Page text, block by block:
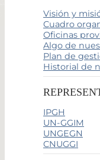
Visión y
Cuadro
Oficinas
Algo de
Plan de
Historial de
IPGH
UN-GGIM
UNGEGN
CNUGGI